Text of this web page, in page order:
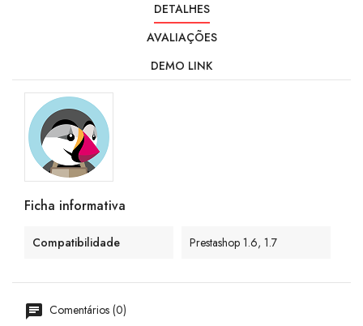
DETALHES
AVALIAÇÕES
DEMO LINK
Ficha informativa
Compatibilidade Prestashop 1.6, 1.7
Comentários (0)